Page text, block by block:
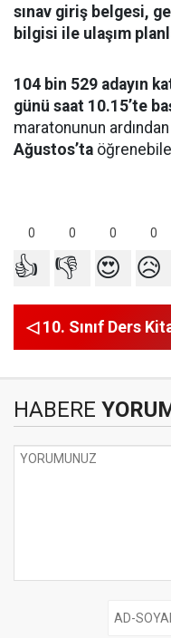
sınav giriş belgesi,
bilgisi ile ulaşım
104 bin 529 adayın
günü saat 10.15’te
maratonunun
Ağustos’ta
0 0 0 0
👍 👎 😍 😥
◁ 10. Sınıf Ders
HABERE